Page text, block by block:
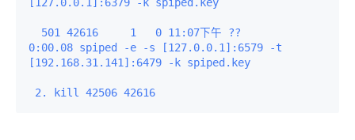
501 42616     1   0 11:07下午 ??
0:00.08 spiped -e -s [127.0.0.1]:6579 -t
[192.168.31.141]:6479 -k spiped.key